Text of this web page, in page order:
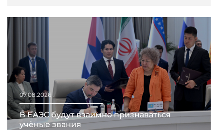
07.08.2026
В ЕАЭС будут взаимно признаваться
учёные звания